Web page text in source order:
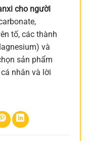
cho người
tố, các thành
và
sản phẩm
nhân và lời